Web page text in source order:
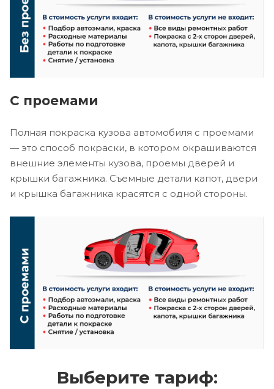
С проемами
Полная покраска кузова автомобиля с проемами
— это способ покраски, в котором окрашиваются
внешние элементы кузова, проемы дверей и
крышки багажника. Съемные детали капот, двери
и крышка багажника красятся с одной стороны.
Выберите тариф: